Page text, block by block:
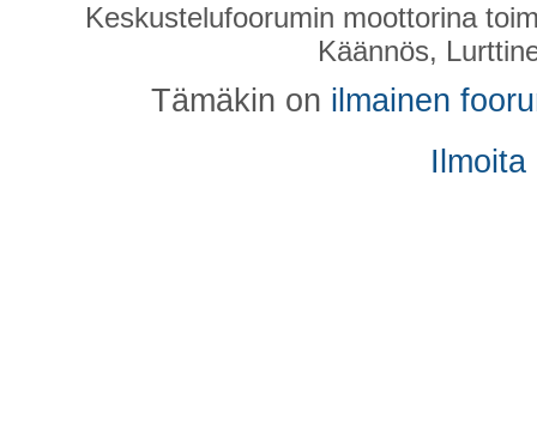
Keskustelufoorumin moottorina
Käännös,
Tämäkin on ilmainen